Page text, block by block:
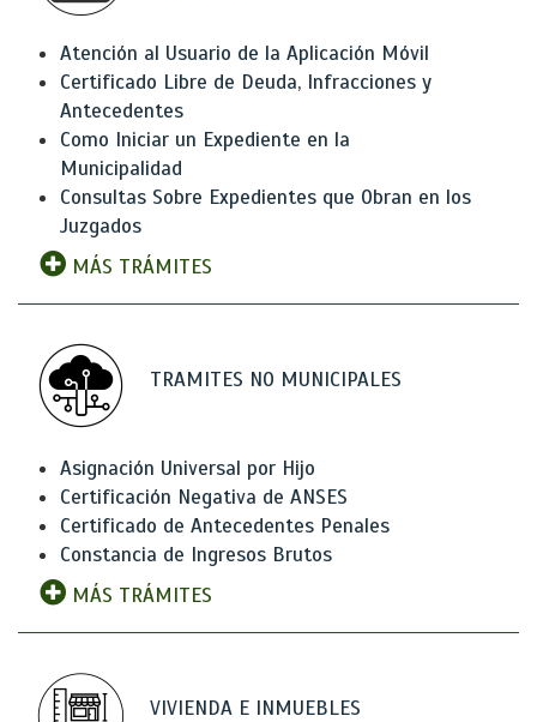
Atención al Usuario de la Aplicación Móvil
Certificado Libre de Deuda, Infracciones y
Antecedentes
Como Iniciar un Expediente en la
Municipalidad
Consultas Sobre Expedientes que Obran en los
Juzgados
MÁS TRÁMITES
TRAMITES NO MUNICIPALES
Asignación Universal por Hijo
Certificación Negativa de ANSES
Certificado de Antecedentes Penales
Constancia de Ingresos Brutos
MÁS TRÁMITES
VIVIENDA E INMUEBLES